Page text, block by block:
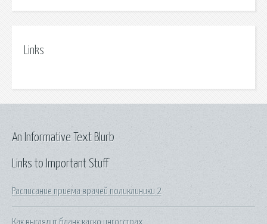
Links
Links to Important Stuff
Расписание приема врачей поликлиники 2
Как выглядит бланк каско ингосстрах
An Informative Text Blurb